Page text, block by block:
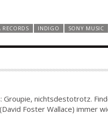
INDIGO SONY MUSIC
nichtsdestotrotz.
Foster Wallace) immer